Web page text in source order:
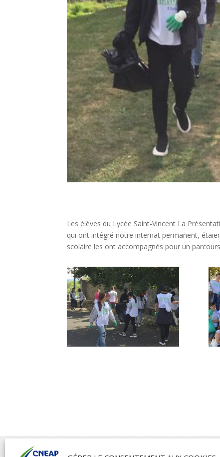
Les élèves du Lycée Saint-Vincent La
qui ont intégré notre internat permanent,
scolaire les ont accompagnés pour un